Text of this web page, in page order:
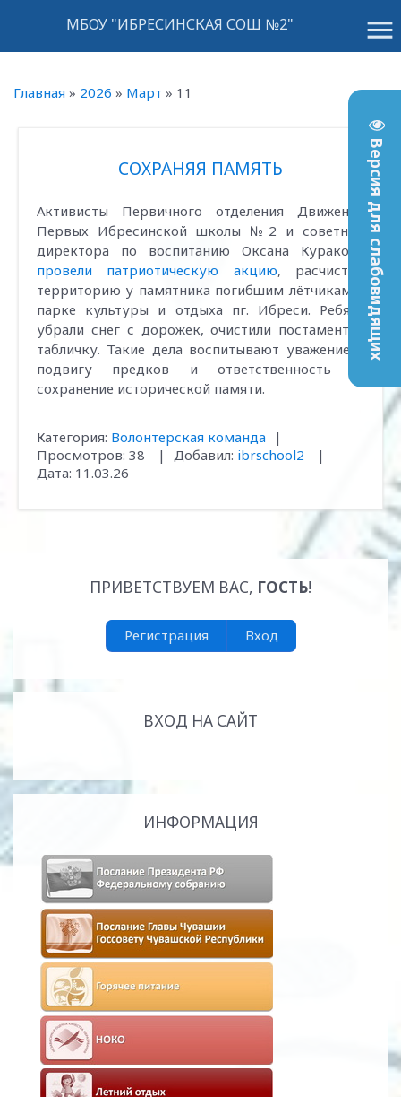
Версия для слабовидящих
menu
МБОУ "ИБРЕСИНСКАЯ СОШ №2"
Главная » 2026 » Март » 11
СОХРАНЯЯ ПАМЯТЬ
Активисты Первичного отделения Движения
Первых Ибресинской школы №2 и советник
директора по воспитанию Оксана Куракова
провели патриотическую акцию, расчистив
территорию у памятника погибшим лётчикам в
парке культуры и отдыха пг. Ибреси. Ребята
убрали снег с дорожек, очистили постамент и
табличку. Такие дела воспитывают уважение к
подвигу предков и ответственность за
сохранение исторической памяти.
Категория: Волонтерская команда
|
Просмотров: 38 | Добавил: ibrschool2
|
Дата: 11.03.26
ПРИВЕТСТВУЕМ ВАС, ГОСТЬ!
Регистрация Вход
ВХОД НА САЙТ
ИНФОРМАЦИЯ